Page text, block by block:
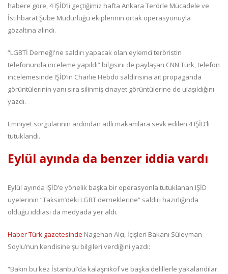
habere göre, 4 IŞİD’li geçtiğimiz hafta Ankara Terörle Mücadele ve
İstihbarat Şube Müdürlüğü ekiplerinin ortak operasyonuyla
gözaltına alındı.
“LGBTİ Derneği'ne saldırı yapacak olan eylemci teröristin
telefonunda inceleme yapıldı” bilgisini de paylaşan CNN Türk, telefon
incelemesinde IŞİD’in Charlie Hebdo saldırısına ait propaganda
görüntülerinin yanı sıra silinmiş cinayet görüntülerine de ulaşıldığını
yazdı.
Emniyet sorgularının ardından adli makamlara sevk edilen 4 IŞİD’li
tutuklandı.
Eylül ayında da benzer iddia vardı
Eylül ayında IŞİD’e yönelik başka bir operasyonla tutuklanan IŞİD
üyelerinin “Taksim’deki LGBT derneklerine” saldırı hazırlığında
olduğu iddiası da medyada yer aldı.
Haber Türk gazetesinde Nagehan Alçı, İçişleri Bakanı Süleyman
Soylu’nun kendisine şu bilgileri verdiğini yazdı:
“Bakın bu kez İstanbul’da kalaşnikof ve başka delillerle yakalandılar.